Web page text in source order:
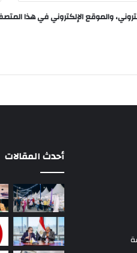
والموقع الإلكتروني في هذا
أحدث المقالات